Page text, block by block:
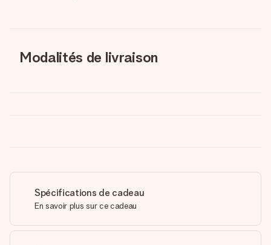
Modalités de livraison
Spécifications de cadeau
En savoir plus sur ce cadeau